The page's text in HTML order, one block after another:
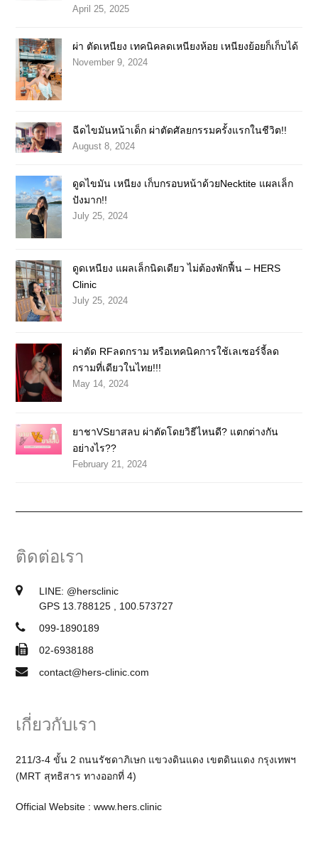
April 25, 2025
ผ่า ตัดเหนียง เทคนิคลดเหนียงห้อย เหนียงย้อยก็เก็บได้
November 9, 2024
ฉีดไขมันหน้าเด็ก ผ่าตัดศัลยกรรมครั้งแรกในชีวิต!!
August 8, 2024
ดูดไขมัน เหนียง เก็บกรอบหน้าด้วยNecktite แผลเล็ก
ปังมาก!!
July 25, 2024
ดูดเหนียง แผลเล็กนิดเดียว ไม่ต้องพักฟื้น – HERS
Clinic
July 25, 2024
ผ่าตัด RFลดกราม หรือเทคนิคการใช้เลเซอร์จี้ลด
กรามที่เดียวในไทย!!!
May 14, 2024
ยาชาVSยาสลบ ผ่าตัดโดยวิธีไหนดี? แตกต่างกัน
อย่างไร??
February 21, 2024
ติดต่อเรา
LINE: @hersclinic
GPS 13.788125 , 100.573727
099-1890189
02-6938188
contact@hers-clinic.com
เกี่ยวกับเรา
211/3-4 ขั้น 2 ถนนรัชดาภิเษก แขวงดินแดง เขตดินแดง กรุงเทพฯ
(MRT สุทธิสาร ทางออกที่ 4)
Official Website :www.hers.clinic